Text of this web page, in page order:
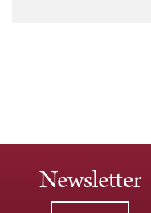
Newsletter